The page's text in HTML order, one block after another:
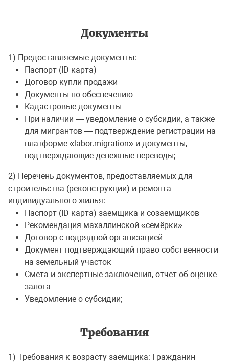
Документы
1) Предоставляемые документы:
Паспорт (ID-карта)
Договор купли-продажи
Документы по обеспечению
Кадастровые документы
При наличии — уведомление о субсидии, а также
для мигрантов — подтверждение регистрации на
платформе «labor.migration» и документы,
подтверждающие денежные переводы;
2) Перечень документов, предоставляемых для
строительства (реконструкции) и ремонта
индивидуального жилья:
Паспорт (ID-карта) заемщика и созаемщиков
Рекомендация махаллинской «семёрки»
Договор с подрядной организацией
Документ подтверждающий право собственности
на земельный участок
Смета и экспертные заключения, отчет об оценке
залога
Уведомление о субсидии;
Требования
1) Требования к возрасту заемщика: Гражданин